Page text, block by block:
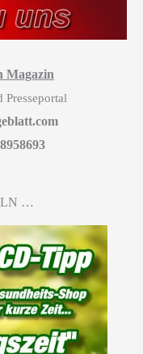
Magazin
Presseportal
…